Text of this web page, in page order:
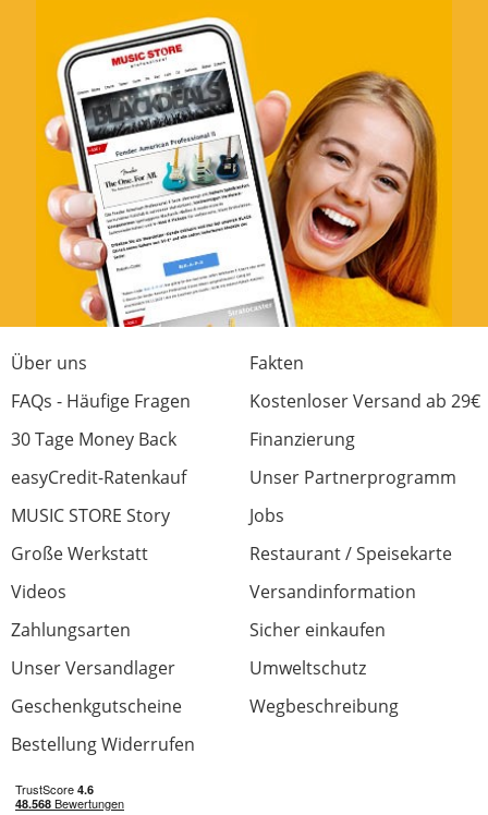
Über uns
Fakten
FAQs - Häufige Fragen
Kostenloser Versand ab 29€
30 Tage Money Back
Finanzierung
easyCredit-Ratenkauf
Unser Partnerprogramm
MUSIC STORE Story
Jobs
Große Werkstatt
Restaurant / Speisekarte
Videos
Versandinformation
Zahlungsarten
Sicher einkaufen
Unser Versandlager
Umweltschutz
Geschenkgutscheine
Wegbeschreibung
Bestellung Widerrufen